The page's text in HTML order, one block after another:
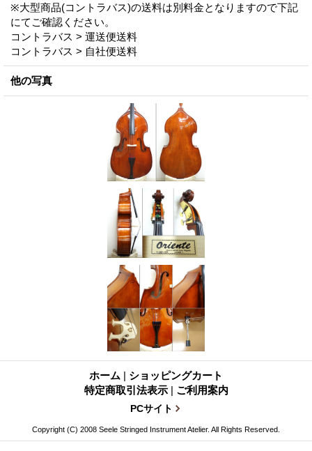
※大型商品(コントラバス)の送料は別料金となりますので下記
にてご確認ください。
コントラバス > 運送便送料
コントラバス > 自社便送料
他の写真
ホーム | ショッピングカート
特定商取引法表示 | ご利用案内
PCサイト
Copyright (C) 2008 Seele Stringed Instrument Atelier. All Rights Reserved.